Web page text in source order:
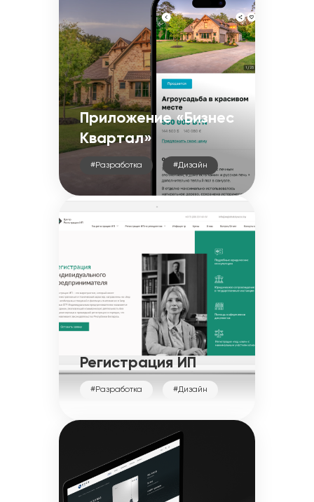
Приложение «Бизнес
Квартал»
#Разработка #Дизайн
Регистрация ИП
#Разработка #Дизайн